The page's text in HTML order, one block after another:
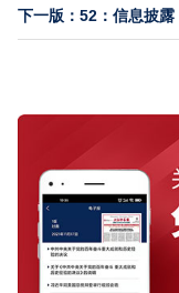
下一版：52：信息披露